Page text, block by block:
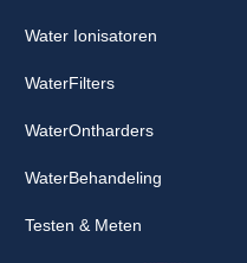
Water Ionisatoren
WaterFilters
WaterOntharders
WaterBehandeling
Testen & Meten